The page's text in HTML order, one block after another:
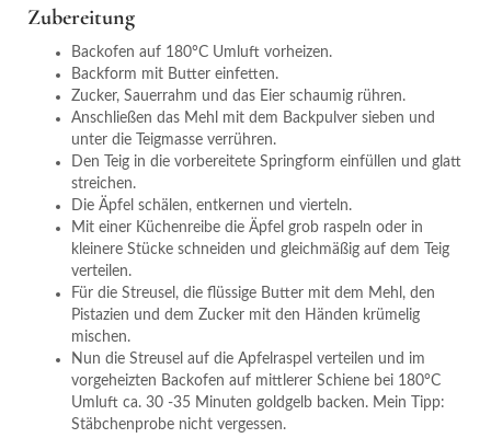
Zubereitung
Backofen auf 180°C Umluft vorheizen.
Backform mit Butter einfetten.
Zucker, Sauerrahm und das Eier schaumig rühren.
Anschließen das Mehl mit dem Backpulver sieben und
unter die Teigmasse verrühren.
Den Teig in die vorbereitete Springform einfüllen und glatt
streichen.
Die Äpfel schälen, entkernen und vierteln.
Mit einer Küchenreibe die Äpfel grob raspeln oder in
kleinere Stücke schneiden und gleichmäßig auf dem Teig
verteilen.
Für die Streusel, die flüssige Butter mit dem Mehl, den
Pistazien und dem Zucker mit den Händen krümelig
mischen.
Nun die Streusel auf die Apfelraspel verteilen und im
vorgeheizten Backofen auf mittlerer Schiene bei 180°C
Umluft ca. 30 -35 Minuten goldgelb backen. Mein Tipp:
Stäbchenprobe nicht vergessen.